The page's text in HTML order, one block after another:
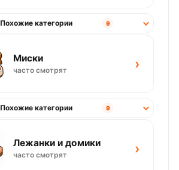
Похожие категории 9
Миски
часто смотрят ›
Похожие категории 9
Лежанки и домики
часто смотрят ›